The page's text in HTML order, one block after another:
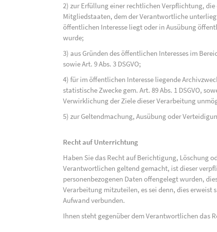
2) zur Erfüllung einer rechtlichen Verpflichtung,
Mitgliedstaaten, dem der Verantwortliche
öffentlichen Interesse liegt oder in Ausübung
wurde;
3) aus Gründen des öffentlichen Interesses im
sowie Art. 9 Abs. 3 DSGVO;
4) für im öffentlichen Interesse liegende
statistische Zwecke gem. Art. 89 Abs. 1 DSGVO,
Verwirklichung der Ziele dieser Verarbeitung
5) zur Geltendmachung, Ausübung oder
Recht auf Unterrichtung
Haben Sie das Recht auf Berichtigung, Löschung
Verantwortlichen geltend gemacht, ist dieser
personenbezogenen Daten offengelegt wurden,
Verarbeitung mitzuteilen, es sei denn, dies
Aufwand verbunden.
Ihnen steht gegenüber dem Verantwortlichen das